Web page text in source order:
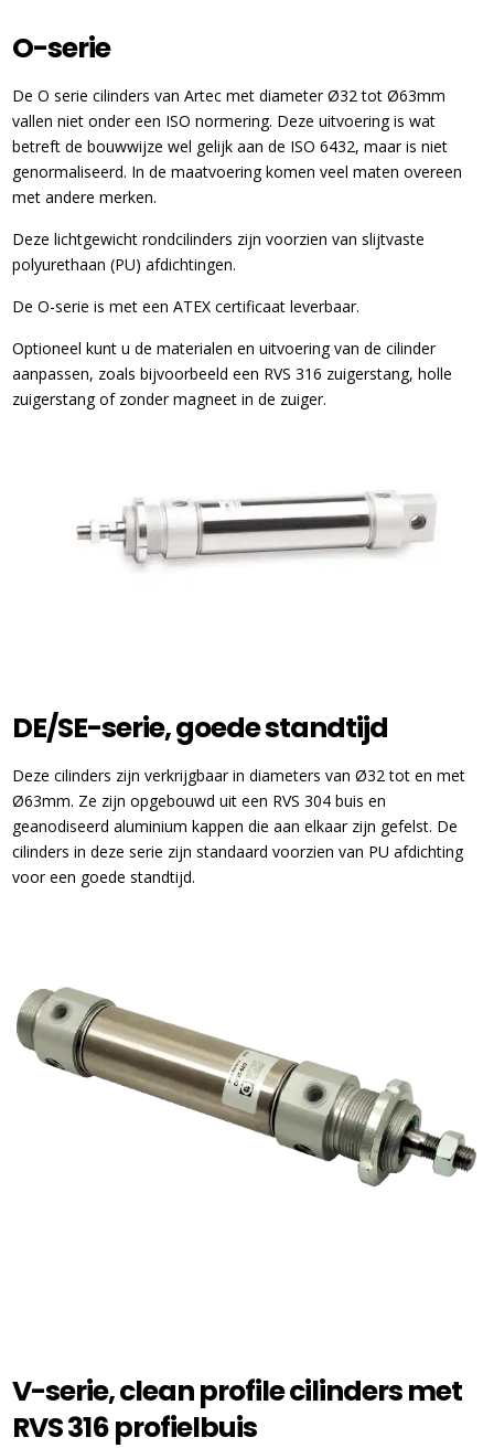
O-serie
De O serie cilinders van Artec met diameter Ø32 tot Ø63mm
vallen niet onder een ISO normering. Deze uitvoering is wat
betreft de bouwwijze wel gelijk aan de ISO 6432, maar is niet
genormaliseerd. In de maatvoering komen veel maten overeen
met andere merken.
Deze lichtgewicht rondcilinders zijn voorzien van slijtvaste
polyurethaan (PU) afdichtingen.
De O-serie is met een ATEX certificaat leverbaar.
Optioneel kunt u de materialen en uitvoering van de cilinder
aanpassen, zoals bijvoorbeeld een RVS 316 zuigerstang, holle
zuigerstang of zonder magneet in de zuiger.
DE/SE-serie, goede standtijd
Deze cilinders zijn verkrijgbaar in diameters van Ø32 tot en met
Ø63mm. Ze zijn opgebouwd uit een RVS 304 buis en
geanodiseerd aluminium kappen die aan elkaar zijn gefelst. De
cilinders in deze serie zijn standaard voorzien van PU afdichting
voor een goede standtijd.
V-serie, clean profile cilinders met
RVS 316 profielbuis